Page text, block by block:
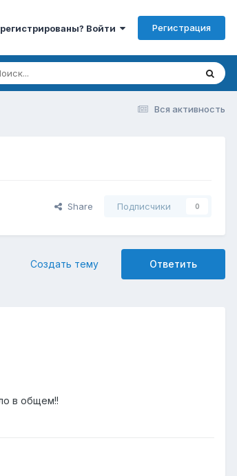
Войти Регистрация
Вся активность
Share Подписчики 0
Ответить
Создать тему
в общем!!